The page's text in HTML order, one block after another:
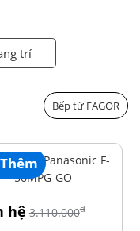
trí
Bếp từ FAGOR
hệ 3.110.000đ